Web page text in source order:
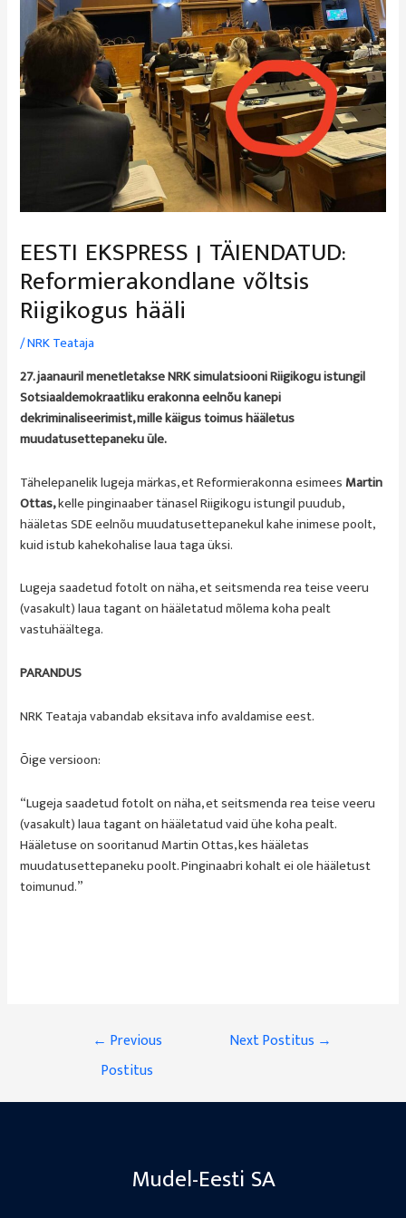
EESTI EKSPRESS | TÄIENDATUD:
Reformierakondlane võltsis
Riigikogus hääli
/NRK Teataja
27. jaanauril menetletakse NRK simulatsiooni Riigikogu istungil
Sotsiaaldemokraatliku erakonna eelnõu kanepi
dekriminaliseerimist, mille käigus toimus hääletus
muudatusettepaneku üle.
Tähelepanelik lugeja märkas, et Reformierakonna esimees Martin
Ottas,kelle pinginaaber tänasel Riigikogu istungil puudub,
hääletas SDE eelnõu muudatusettepanekul kahe inimese poolt,
kuid istub kahekohalise laua taga üksi.
Lugeja saadetud fotolt on näha, et seitsmenda rea teise veeru
(vasakult) laua tagant on hääletatud mõlema koha pealt
vastuhäältega.
PARANDUS
NRK Teataja vabandab eksitava info avaldamise eest.
Õige versioon:
“Lugeja saadetud fotolt on näha, et seitsmenda rea teise veeru
(vasakult) laua tagant on hääletatud vaid ühe koha pealt.
Hääletuse on sooritanud Martin Ottas, kes hääletas
muudatusettepaneku poolt. Pinginaabri kohalt ei ole hääletust
toimunud.”
Navigeerimine
← Previous
Postitus
Next Postitus →
Mudel-Eesti SA